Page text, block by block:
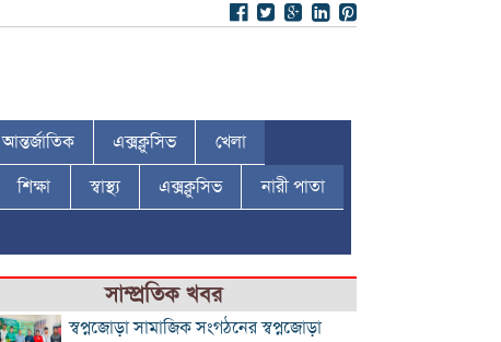
আন্তর্জাতিক এক্সক্লুসিভ খেলা
শিক্ষা স্বাস্থ্য এক্সক্লুসিভ নারী পাতা
সাম্প্রতিক খবর
স্বপ্নজোড়া সামাজিক সংগঠনের স্বপ্নজোড়া